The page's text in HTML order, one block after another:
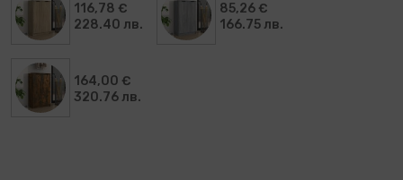
116,78 €
228.40 лв.
85,26 €
166.75 лв.
164,00 €
320.76 лв.